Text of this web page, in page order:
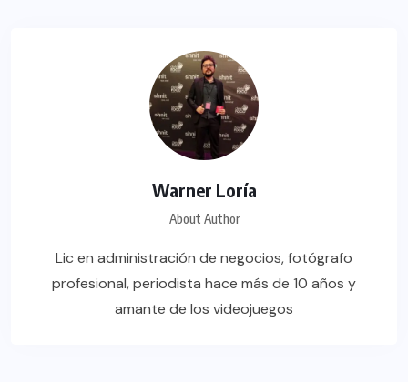
Warner Loría
About Author
Lic en administración de negocios, fotógrafo
profesional, periodista hace más de 10 años y
amante de los videojuegos